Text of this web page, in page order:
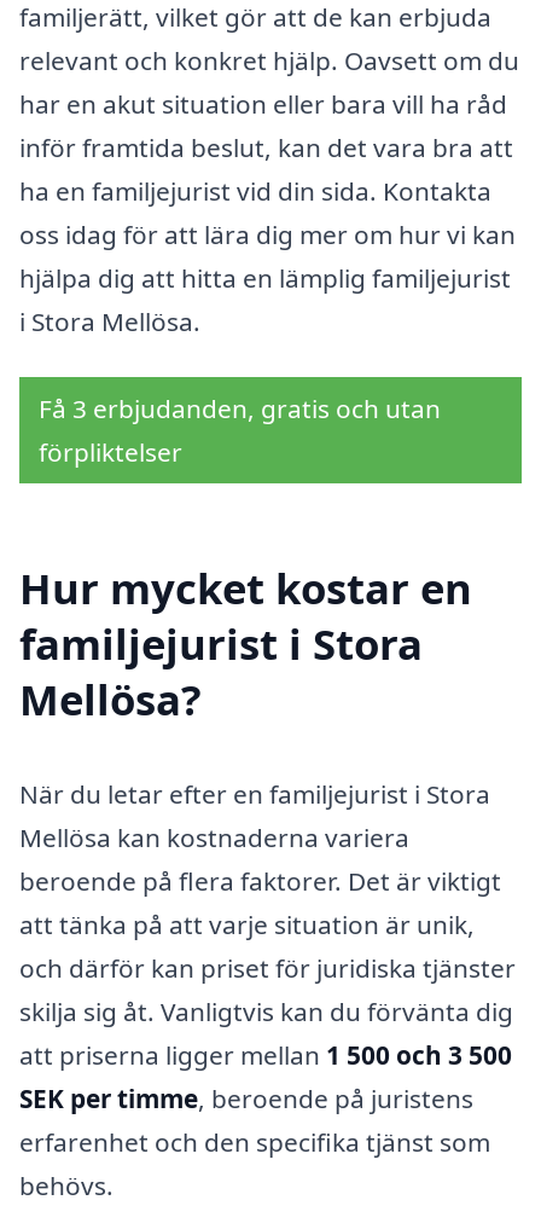
familjerätt, vilket gör att de kan erbjuda
relevant och konkret hjälp. Oavsett om du
har en akut situation eller bara vill ha råd
inför framtida beslut, kan det vara bra att
ha en familjejurist vid din sida. Kontakta
oss idag för att lära dig mer om hur vi kan
hjälpa dig att hitta en lämplig familjejurist
i Stora Mellösa.
Få 3 erbjudanden, gratis och utan
förpliktelser
Hur mycket kostar en
familjejurist i Stora
Mellösa?
När du letar efter en familjejurist i Stora
Mellösa kan kostnaderna variera
beroende på flera faktorer. Det är viktigt
att tänka på att varje situation är unik,
och därför kan priset för juridiska tjänster
skilja sig åt. Vanligtvis kan du förvänta dig
att priserna ligger mellan 1 500 och 3 500
SEK per timme, beroende på juristens
erfarenhet och den specifika tjänst som
behövs.